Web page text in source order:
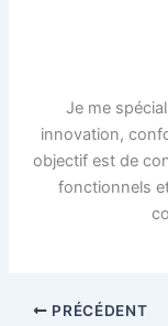
Je me
innovation,
objectif est de
fonctionnels
PRÉCÉDENT